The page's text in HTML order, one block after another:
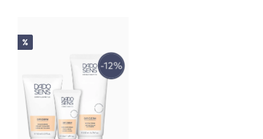
Rabatt
%